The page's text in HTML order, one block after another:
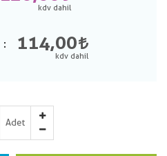
114,00
Adet